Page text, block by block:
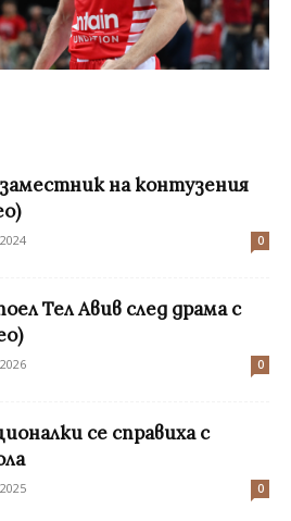
на контузения
0
Тел Авив след драма с
0
се справиха с
0